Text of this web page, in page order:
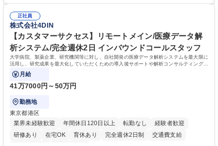
道路施設や道路工事現場の見学ツアー事業 ※入社後は上記いずれかの部門
へ配属。※業務内容変更の範囲：会社の定める業務 募集職種 【都庁グル
ープ】総合職（事務）◇残業月平均9時間未満／有給年平均16日取得
部門など多岐に渡る業務を経験できます。 ■様々なプロジェクト：駐車場
事業の他、新宿駅西口広場内に設置された照明を兼ねた広告「ブライトサ
イン」の管理運営を行うなど、事業収益を生み出す活動を積極的に行って
います。 学歴・資格 学歴：大学院 大学 高専 短大 専修学校 高校 語学力：
資格：
正社員
株式会社4DIN
【カスタマーサクセス】リモートメイン/医療データ解
析システム/完全週休2日 インバウンドコールスタッフ
大学病院、製薬企業、研究機関等に対し、自社開発の医療データ解析システムを最大限に
活用し、研究成果を最大化していただくための導入後サポートや解析コンサルティング、
活用アドバイス業務等をお任せします。
月給
41万7000円～50万円
勤務地
東京都港区
業界未経験歓迎
年間休日120日以上 転勤なし
経験者歓迎
研修あり
在宅OK 育休あり 完全週休2日制
交通費支給